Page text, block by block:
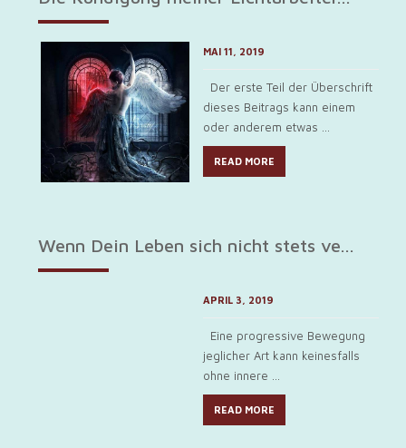
MAI 11, 2019
Der erste Teil der Überschrift
dieses Beitrags kann einem
oder anderem etwas ...
READ MORE
Wenn Dein Leben sich nicht stets ve...
APRIL 3, 2019
Eine progressive Bewegung
jeglicher Art kann keinesfalls
ohne innere ...
READ MORE